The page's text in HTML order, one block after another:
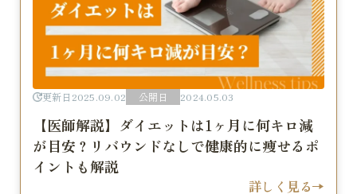
更新日 2025.09.02 公開日 2024.05.03
【医師解説】ダイエットは1ヶ月に何キロ減
が目安？リバウンドなしで健康的に痩せるポ
イントも解説
詳しく見る